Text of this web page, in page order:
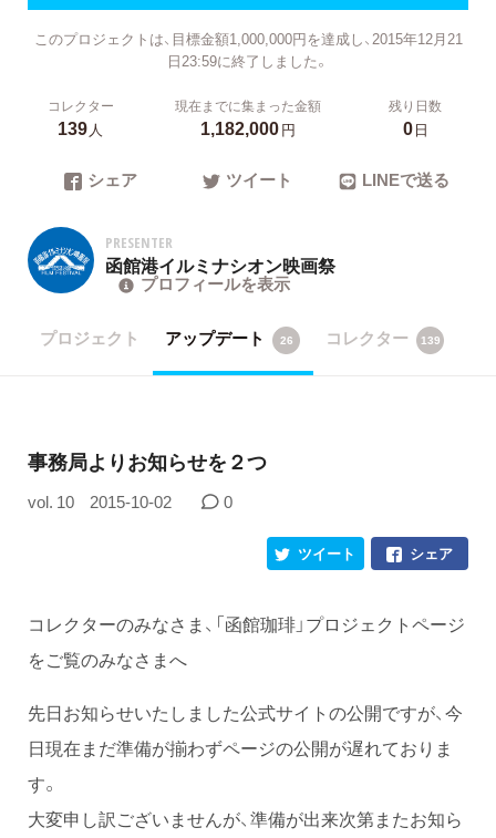
このプロジェクトは、目標金額1,000,000円を達成し、2015年12月21
日23:59に終了しました。
コレクター
139人
現在までに集まった金額
1,182,000円
残り日数
0日
シェア ツイート LINEで送る
PRESENTER
函館港イルミナシオン映画祭
プロフィールを表示
プロジェクト アップデート 26 コレクター 139
事務局よりお知らせを２つ
vol. 10 2015-10-02 0
シェア
ツイート
コレクターのみなさま、「函館珈琲」プロジェクトページ
をご覧のみなさまへ
先日お知らせいたしました公式サイトの公開ですが、今
日現在まだ準備が揃わずページの公開が遅れておりま
す。
大変申し訳ございませんが、準備が出来次第またお知ら